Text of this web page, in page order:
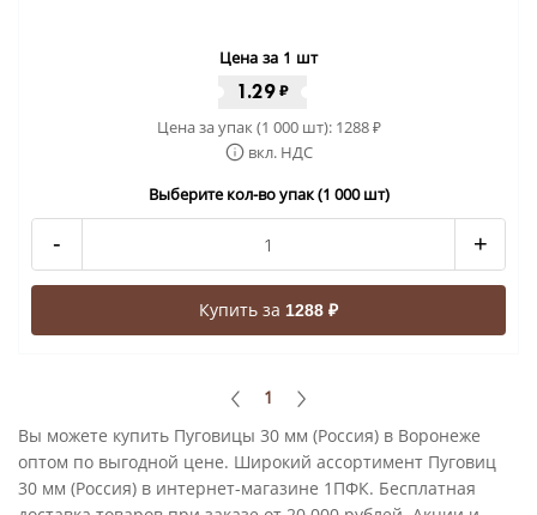
Цена за 1 шт
1.29₽
Цена за упак (1 000 шт): 1288₽
вкл. НДС
Выберите кол-во упак (1 000 шт)
- +
Купить за 1288 ₽
1
Вы можете купить Пуговицы 30 мм (Россия) в Воронеже
оптом по выгодной цене. Широкий ассортимент Пуговиц
30 мм (Россия) в интернет-магазине 1ПФК. Бесплатная